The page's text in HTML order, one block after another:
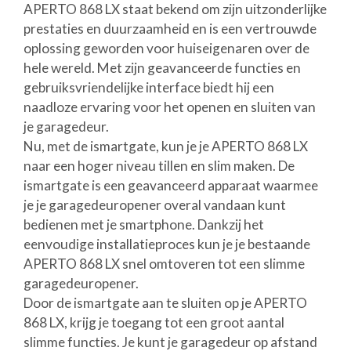
APERTO 868 LX staat bekend om zijn uitzonderlijke
prestaties en duurzaamheid en is een vertrouwde
oplossing geworden voor huiseigenaren over de
hele wereld. Met zijn geavanceerde functies en
gebruiksvriendelijke interface biedt hij een
naadloze ervaring voor het openen en sluiten van
je garagedeur.
Nu, met de ismartgate, kun je je APERTO 868 LX
naar een hoger niveau tillen en slim maken. De
ismartgate is een geavanceerd apparaat waarmee
je je garagedeuropener overal vandaan kunt
bedienen met je smartphone. Dankzij het
eenvoudige installatieproces kun je je bestaande
APERTO 868 LX snel omtoveren tot een slimme
garagedeuropener.
Door de ismartgate aan te sluiten op je APERTO
868 LX, krijg je toegang tot een groot aantal
slimme functies. Je kunt je garagedeur op afstand